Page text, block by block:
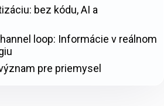
bez kódu, AI a
loop: Informácie v reálnom
pre priemysel